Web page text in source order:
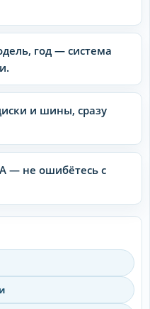
год — система
и шины, сразу
— не ошибётесь с